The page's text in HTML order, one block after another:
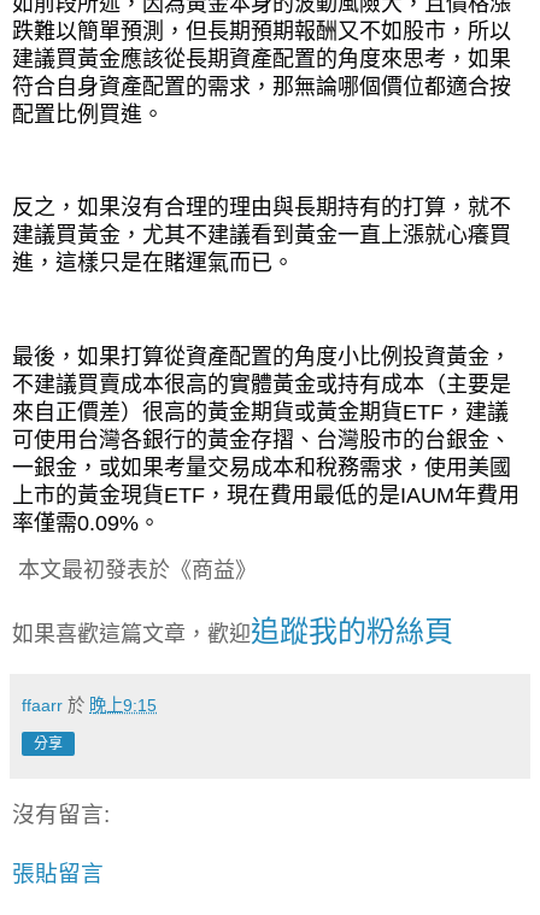
跌難以簡單預測，但長期預期報酬又不如股市，所以
建議買黃金應該從長期資產配置的角度來思考，如果
符合自身資產配置的需求，那無論哪個價位都適合按
配置比例買進。
反之，如果沒有合理的理由與長期持有的打算，就不
建議買黃金，尤其不建議看到黃金一直上漲就心癢買
進，這樣只是在賭運氣而已。
最後，如果打算從資產配置的角度小比例投資黃金，
不建議買賣成本很高的實體黃金或持有成本（主要是
來自正價差）很高的黃金期貨或黃金期貨ETF ，建議
可使用台灣各銀行的黃金存摺、台灣股市的台銀金、
一銀金，或如果考量交易成本和稅務需求，使用美國
上市的黃金現貨ETF ，現在費用最低的是IAUM年費用
率僅需0.09% 。
本文最初發表於《商益》
如果喜歡這篇文章，歡迎追蹤我的粉絲頁
ffaarr 於 晚上9:15
分享
沒有留言:
張貼留言